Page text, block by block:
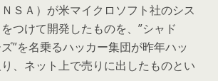
ＳＡ）が米マイクロソフト社のシス
つけて開発したものを、”シャド
”を名乗るハッカー集団が昨年ハッ
、ネット上で売りに出したものとい